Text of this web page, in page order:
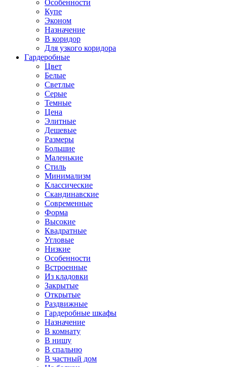
Особенности
Купе
Эконом
Назначение
В коридор
Для узкого коридора
Гардеробные
Цвет
Белые
Светлые
Серые
Темные
Цена
Элитные
Дешевые
Размеры
Большие
Маленькие
Стиль
Минимализм
Классические
Скандинавские
Современные
Форма
Высокие
Квадратные
Угловые
Низкие
Особенности
Встроенные
Из кладовки
Закрытые
Открытые
Раздвижные
Гардеробные шкафы
Назначение
В комнату
В нишу
В спальню
В частный дом